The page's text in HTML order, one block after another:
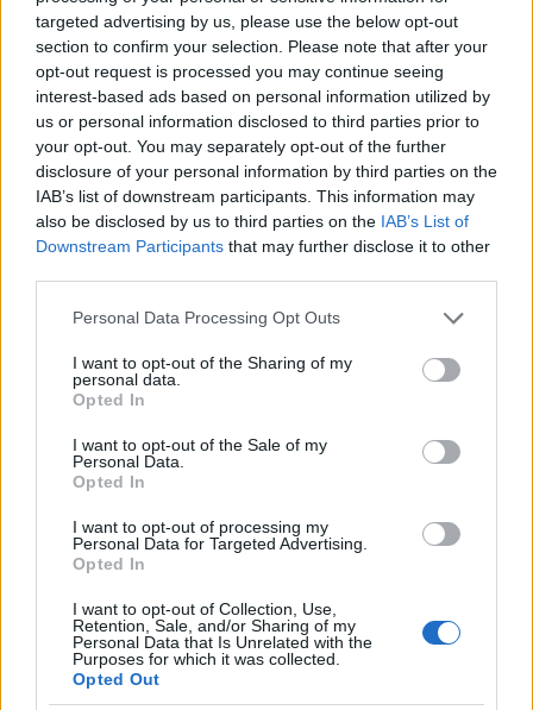
targeted advertising by us, please use the below opt-out
section to confirm your selection. Please note that after your
opt-out request is processed you may continue seeing
interest-based ads based on personal information utilized by
us or personal information disclosed to third parties prior to
your opt-out. You may separately opt-out of the further
disclosure of your personal information by third parties on the
IAB’s list of downstream participants. This information may
also be disclosed by us to third parties on the IAB’s List of
Downstream Participants that may further disclose it to other
Please note that this website/app uses one or more Google
not limited to your visit or usage behaviour. You may click to
grant or deny consent to Google and its third-party tags to
use your data for below specified purposes in below Google
consent section.
Personal Data Processing Opt Outs
I want to opt-out of the Sharing of my
personal data.
Opted In
I want to opt-out of the Sale of my
Personal Data.
Opted In
I want to opt-out of processing my
Personal Data for Targeted Advertising.
Opted In
I want to opt-out of Collection, Use,
Retention, Sale, and/or Sharing of my
Personal Data that Is Unrelated with the
Purposes for which it was collected.
Opted Out
kisPocok
16 éve
@tutuka: Jó lett volna, ha a zenét nem a végére
teszed :P
6-ot adtam volna a minifignek akkor az érétkelésben
9-lett volna a max.
Hammer
16 éve
mellett)
16 éve
nagyon faja, és tényleg megdöbbentő, hogy
"nincs kihazudva belőle egy centi se" ez elsőre